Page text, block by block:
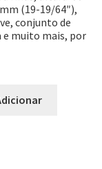
(19-19/64″),
conjunto de
e muito mais, por